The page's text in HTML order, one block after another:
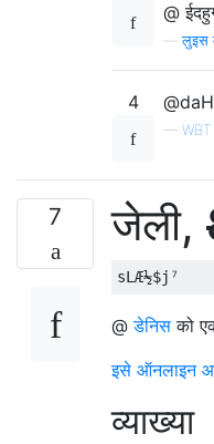
@
—लुइस
4
— WBT
7 जेली,
@डेनिस को
इसे ऑनलाइन
व्याख्या